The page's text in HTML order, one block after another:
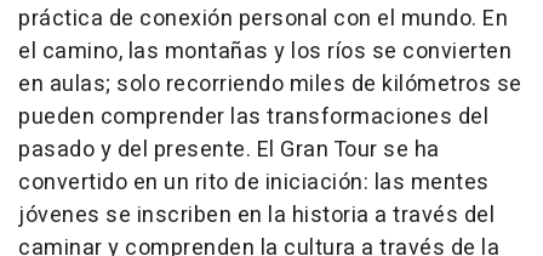
práctica de conexión personal con el mundo. En
el camino, las montañas y los ríos se convierten
en aulas; solo recorriendo miles de kilómetros se
pueden comprender las transformaciones del
pasado y del presente. El Gran Tour se ha
convertido en un rito de iniciación: las mentes
jóvenes se inscriben en la historia a través del
caminar y comprenden la cultura a través de la